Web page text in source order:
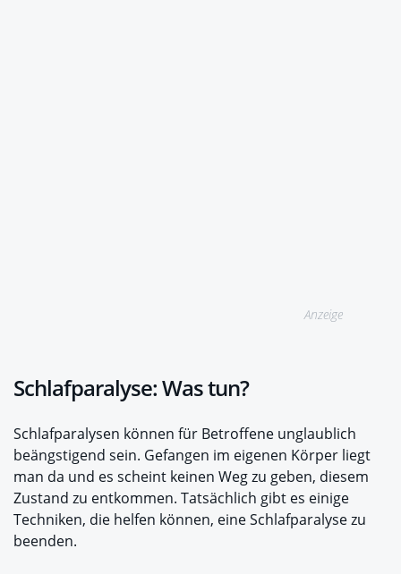
Anzeige
Schlafparalyse: Was tun?
Schlafparalysen können für Betroffene unglaublich
beängstigend sein. Gefangen im eigenen Körper liegt
man da und es scheint keinen Weg zu geben, diesem
Zustand zu entkommen. Tatsächlich gibt es einige
Techniken, die helfen können, eine Schlafparalyse zu
beenden.